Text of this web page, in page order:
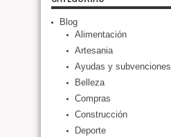
Blog
Alimentación
Artesania
Ayudas y subvenciones
Belleza
Compras
Construcción
Deporte